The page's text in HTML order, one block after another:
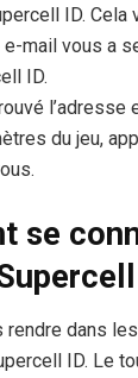
ID. Cela
mail vous a
ID.
l’adresse
du jeu,
se
dans
ID. Le